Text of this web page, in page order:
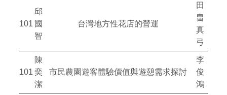
101
邱
國
智
台灣地方性花店的營運
田
畠
真
弓
101
陳
奕
潔
市民農園遊客體驗價值與遊憩需求探討
李
俊
鴻